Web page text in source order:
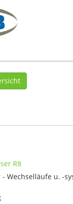
Wechselläufe u. -